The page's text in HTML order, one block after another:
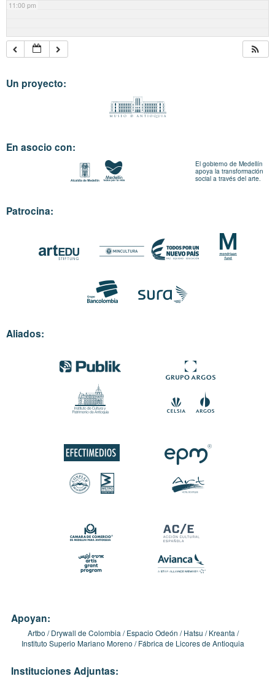
11:00 pm
Un proyecto:
En asocio con:
El gobierno de Medellín
apoya la transformación
social a través del arte.
Patrocina:
Aliados:
Apoyan:
Artbo Drywall de Colombia Espacio Odeón Hatsu
Kreanta
Instituto Superio Mariano Moreno
Fábrica de Licores de Antioquia
Instituciones Adjuntas: